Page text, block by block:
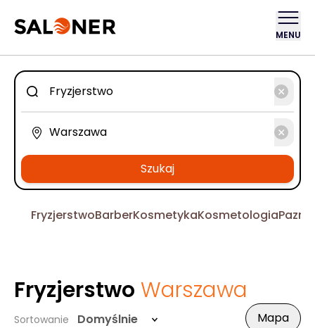
MENU
Szukaj
FryzjerstwoBarberKosmetykaKosmetologia
Fryzjerstwo Warszawa
Sortowanie Domyślnie Mapa